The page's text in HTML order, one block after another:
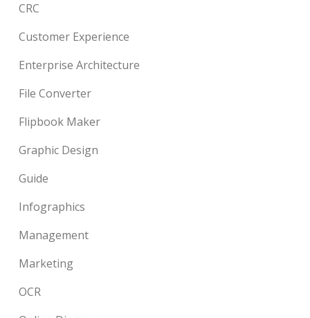
CRC
Customer Experience
Enterprise Architecture
File Converter
Flipbook Maker
Graphic Design
Guide
Infographics
Management
Marketing
OCR